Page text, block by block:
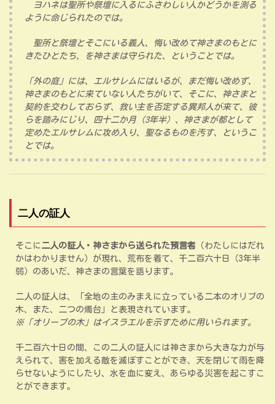
ヨハネは聖所や祭壇に入るにふさわしい人かどうかを測る
ように命じられたのでは。
聖所と祭壇とそこにいる義人、悔い改めて神さまのもとに
きたひとたち、を神さまは守られた、ということでは。
「外の庭」には、エルサレムにはいるが、まだ悔い改めず、
神さまのもとに来ていない人たちがいて、そこに、神さまと
契約を交わしておらず、救い主を否定する異邦人が来て、彼
らを踏みにじり、四十二か月（3年半）、神さまが都として
定めたエルサレムに攻め入り、聖なるものを汚す、というこ
とでは。
二人の証人
そこに二人の証人・神さまから送られた預言者 （わたしにはだれ
かはわかりません）が現れ、荒布を着て、千二百六十日（3年半
弱）のあいだ、神さまの言葉を語ります。
二人の証人は、「全地の主のみまえに立っている二本のオリブの
木、また、二つの燭台」と表現されています。
※「オリーブの木」はイスラエルを示すために用いられます。
千二百六十日の間、この二人の証人には神さまから大きな力が与
えられて、害を加える敵を滅ぼすことができ、天を閉じて雨を降
らせないようにしたり、水を血に変え、あらゆる災害を起こすこ
とができます。